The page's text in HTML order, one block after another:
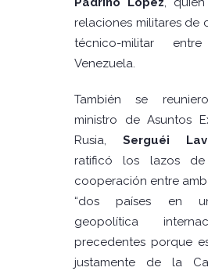
relaciones militares de
técnico-militar
Venezuela.
También se
ministro de Asuntos
Rusia, Serguéi
ratificó los lazos
cooperación entre
“dos países en
geopolítica
precedentes porque
justamente de la